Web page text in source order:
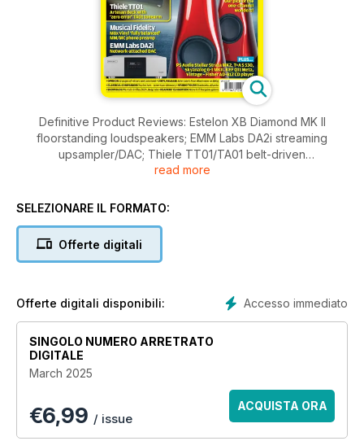
Definitive Product Reviews: Estelon XB Diamond MK II
floorstanding loudspeakers; EMM Labs DA2i streaming
upsampler/DAC; Thiele TT01/TA01 belt-driven
turntable/tonearm; T+A Solitaire S530 line-source speakers;
MKII moving-coil cartridge; PS Audio Stellar Strata MK2
In-Depth Music Reviews & Features: Top 20 mono albums;
Fear on 180g; Inside Stankonia Studios, Atlanta; audiophile
Exclusive Vintage Review: Fisher AD-812 CD player
In Hi-Fi News this month: Estelon XB Diamond MK II
floorstanding loudspeakers; EMM Labs DA2i streaming
read more
SELEZIONARE IL FORMATO:
Offerte digitali
Accesso immediato
Offerte digitali disponibili:
SINGOLO NUMERO ARRETRATO
DIGITALE
March 2025
€6,99 / issue
ACQUISTA ORA